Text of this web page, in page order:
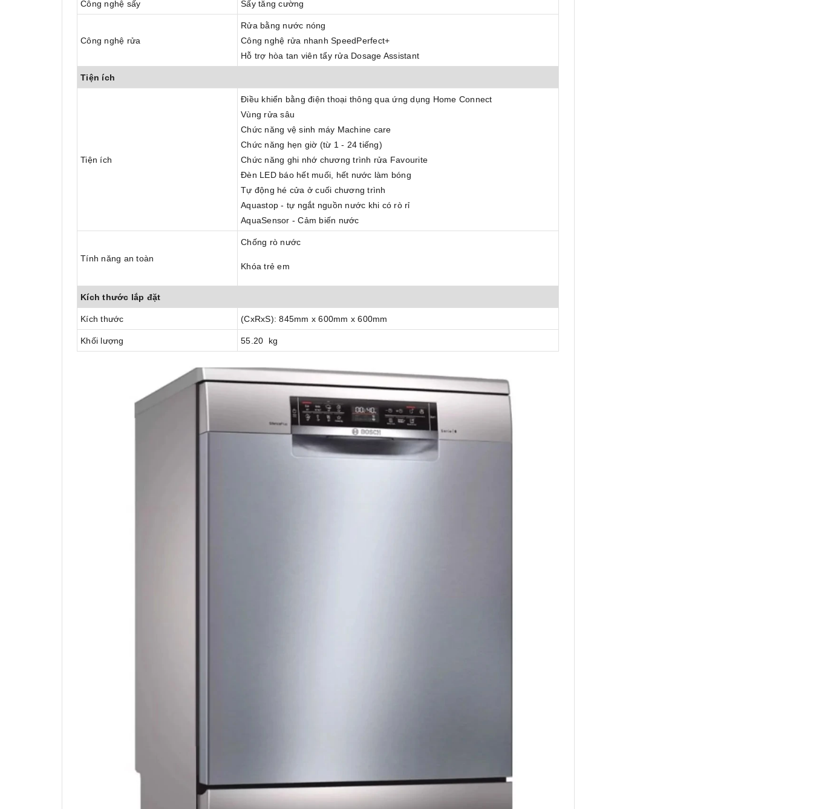
Công nghệ sấy Sấy tăng cường
Công nghệ rửa
Rửa bằng nước nóng
Công nghệ rửa nhanh SpeedPerfect+
Hỗ trợ hòa tan viên tẩy rửa Dosage Assistant
Tiện ích
Tiện ích
Điều khiển bằng điện thoại thông qua ứng dụng Home Connect
Vùng rửa sâu
Chức năng vệ sinh máy Machine care
Chức năng hẹn giờ (từ 1 - 24 tiếng)
Chức năng ghi nhớ chương trình rửa Favourite
Đèn LED báo hết muối, hết nước làm bóng
Tự động hé cửa ở cuối chương trình
Aquastop - tự ngắt nguồn nước khi có rò rỉ
AquaSensor - Cảm biến nước
Tính năng an toàn
Chống rò nước
Khóa trẻ em
Kích thước lắp đặt
Kích thước (CxRxS): 845mm x 600mm x 600mm
Khối lượng 55.20 kg